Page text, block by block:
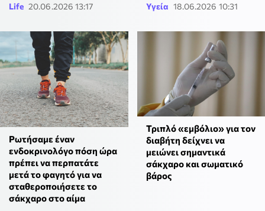
Life 20.06.2026 13:17 Υγεία 18.06.2026 10:31
Ρωτήσαμε έναν
ενδοκρινολόγο πόση ώρα
πρέπει να περπατάτε
μετά το φαγητό για να
σταθεροποιήσετε το
σάκχαρο στο αίμα
Τριπλό «εμβόλιο» για τον
διαβήτη δείχνει να
μειώνει σημαντικά
σάκχαρο και σωματικό
βάρος